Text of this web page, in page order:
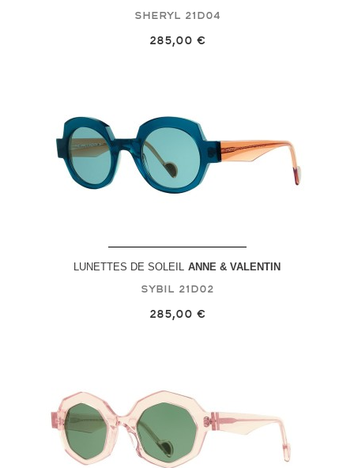
Sheryl 21D04
285,00 €
LUNETTES DE SOLEIL ANNE & VALENTIN
Sybil 21D02
285,00 €